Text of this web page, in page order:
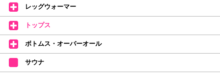
皆さまのダンスライフをサポートできるようなさまざまな商品をご紹介して
おります。
【新商品はこちらから】 ←ここをクリック♪
レッグウォーマー
トップス
ボトムス・オーバーオール
サウナ